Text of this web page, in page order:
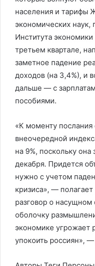
населения и тарифы
экономических наук,
Института
третьем квартале,
заметное падение
доходов (на 3,4%), и
дальше — с
пособиями.
«К моменту послания
внеочередной
на 9%, поскольку она
декабря. Придется
нужно с учетом
кризиса», —
разговор о
оболочку
экономике угрожает
упокоить россиян»,